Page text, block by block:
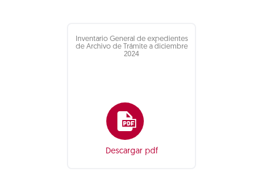
Inventario General de expedientes
de Archivo de Trámite a diciembre
2024
Descargar pdf